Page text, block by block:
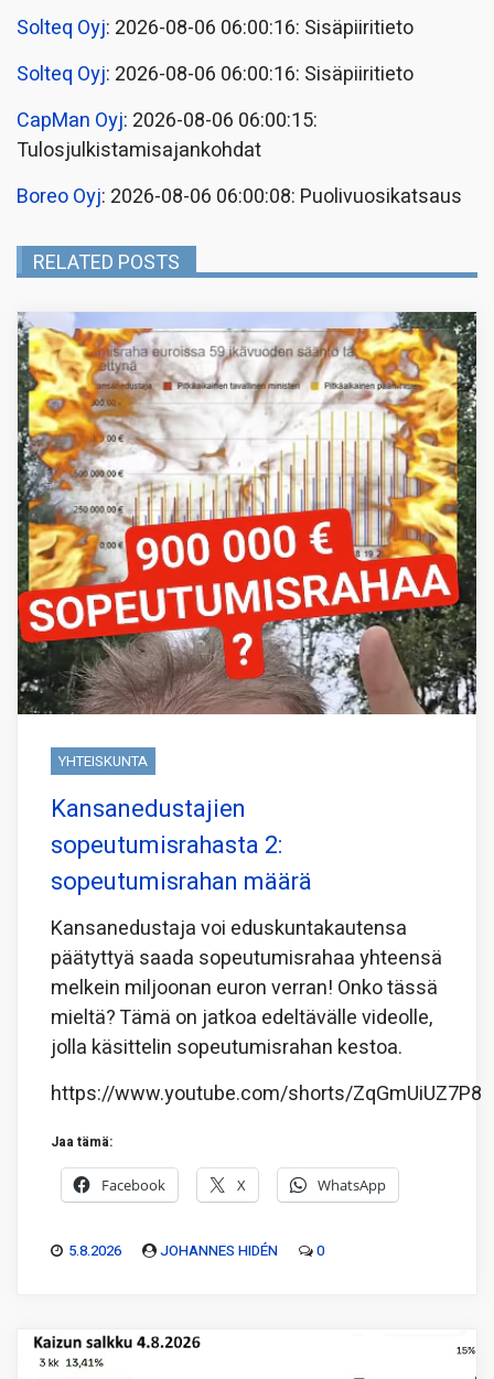
Solteq Oyj: 2026-08-06 06:00:16: Sisäpiiritieto
Solteq Oyj: 2026-08-06 06:00:16: Sisäpiiritieto
CapMan Oyj: 2026-08-06 06:00:15:
Tulosjulkistamisajankohdat
Boreo Oyj: 2026-08-06 06:00:08: Puolivuosikatsaus
RELATED POSTS
YHTEISKUNTA
Kansanedustajien
sopeutumisrahasta 2:
sopeutumisrahan määrä
Kansanedustaja voi eduskuntakautensa
päätyttyä saada sopeutumisrahaa yhteensä
melkein miljoonan euron verran! Onko tässä
mieltä? Tämä on jatkoa edeltävälle videolle,
jolla käsittelin sopeutumisrahan kestoa.
https://www.youtube.com/shorts/ZqGmUiUZ7P8
Jaa tämä:
Facebook X WhatsApp
5.8.2026 JOHANNES HIDÉN 0